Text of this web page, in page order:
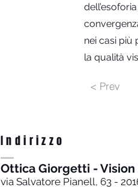
nei casi più
la qualità
< Prev
Indirizzo
Ottica Giorgetti - Vision
via Salvatore Pianell, 63 -